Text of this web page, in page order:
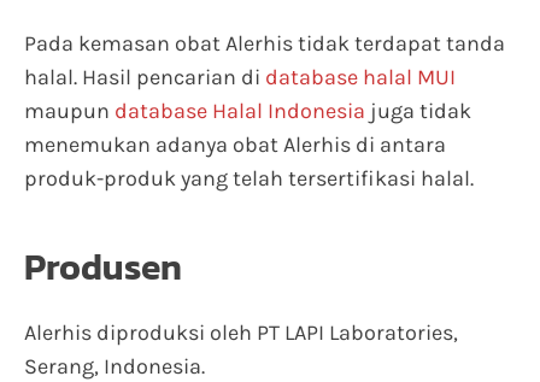
Pada kemasan obat Alerhis tidak terdapat tanda
halal. Hasil pencarian di database halal MUI
maupun database Halal Indonesia juga tidak
menemukan adanya obat Alerhis di antara
produk-produk yang telah tersertifikasi halal.
Produsen
Alerhis diproduksi oleh PT LAPI Laboratories,
Serang, Indonesia.